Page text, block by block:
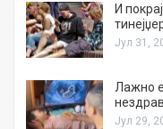
И
Јул 31,
Лажно
Јул 29,